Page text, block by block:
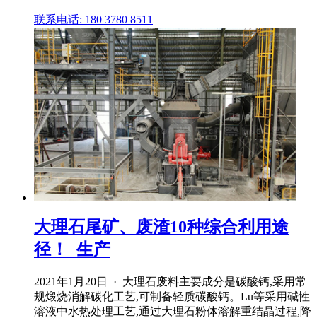
联系电话: 180 3780 8511
大理石尾矿、废渣10种综合利用途
径！_生产
2021年1月20日 · 大理石废料主要成分是碳酸钙,采用常
规煅烧消解碳化工艺,可制备轻质碳酸钙。Lu等采用碱性
溶液中水热处理工艺,通过大理石粉体溶解重结晶过程,降